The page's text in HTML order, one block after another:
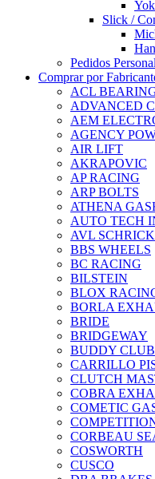
Slick /
Pedidos
Comprar por
ACL
ADVANCED
AEM
AGENCY
AIR LIFT
AKRAPOVIC
AP RACING
ARP BOLTS
ATHENA
AUTO TECH
AVL SCHRICK
BBS WHEELS
BC RACING
BILSTEIN
BLOX
BORLA
BRIDE
BRIDGEWAY
BUDDY CLUB
CARRILLO
CLUTCH
COBRA
COMETIC
CORBEAU
COSWORTH
CUSCO